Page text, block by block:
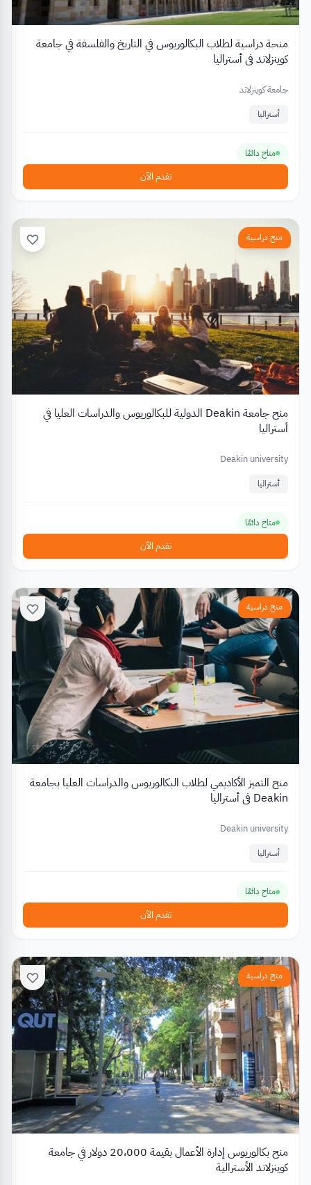
منحة دراسية لطلاب البكالوريوس في التاريخ والفلسفة في جامعة
كوينزلاند في أستراليا
جامعة كوينزلاند
أستراليا
متاح دائمًا
تقدم الآن
منح دراسية
منح جامعة Deakin الدولية للبكالوريوس والدراسات العليا في
أستراليا
Deakin university
أستراليا
متاح دائمًا
تقدم الآن
منح دراسية
منح التميز الأكاديمي لطلاب البكالوريوس والدراسات العليا بجامعة
Deakin في أستراليا
Deakin university
أستراليا
متاح دائمًا
تقدم الآن
منح دراسية
منح بكالوريوس إدارة الأعمال بقيمة 20،000 دولار في جامعة
كوينزلاند الأسترالية